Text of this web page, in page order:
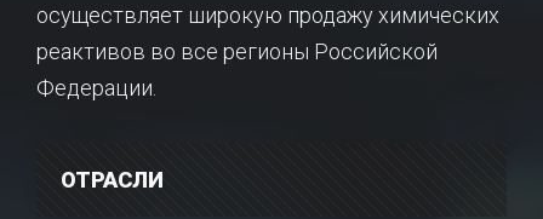
осуществляет широкую продажу химических
реактивов во все регионы Российской
Федерации.
ОТРАСЛИ